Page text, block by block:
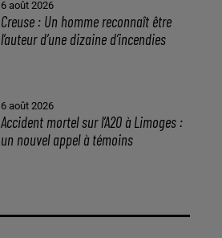
6 août 2026
Creuse : Un homme reconnaît être
l’auteur d’une dizaine d’incendies
6 août 2026
Accident mortel sur l’A20 à Limoges :
un nouvel appel à témoins